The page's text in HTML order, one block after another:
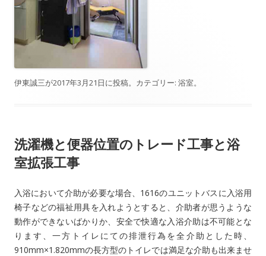
伊東誠三が2017年3月21日に投稿。カテゴリー: 浴室。
洗濯機と便器位置のトレード工事と浴
室拡張工事
入浴において介助が必要な場合、1616のユニットバスに入浴用
椅子などの福祉用具を入れようとすると、介助者が思うような
動作ができないばかりか、安全で快適な入浴介助は不可能とな
ります、一方トイレにての排泄行為を全介助とした時、
910mm×1.820mmの長方型のトイレでは満足な介助も出来ませ